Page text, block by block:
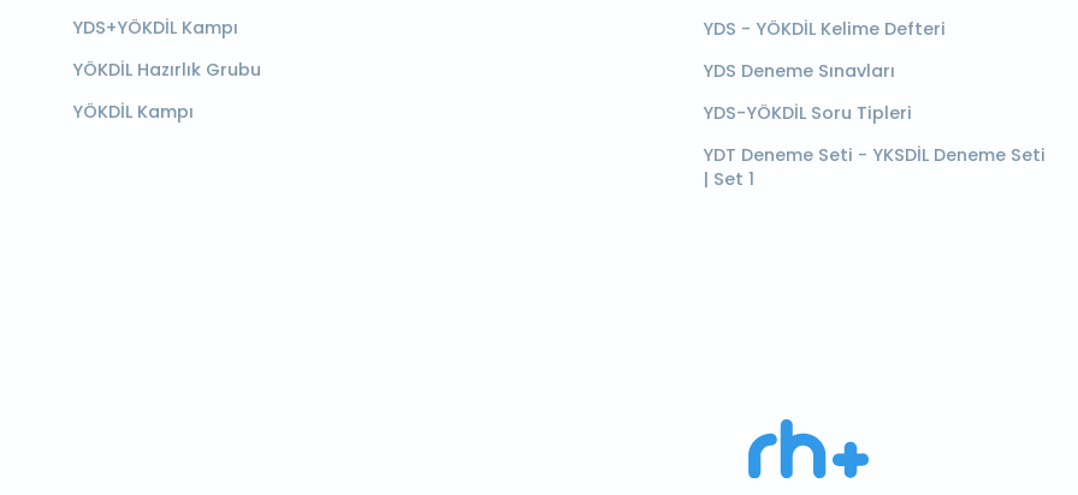
YDS+YÖKDİL Kampı
YÖKDİL Hazırlık Grubu
YÖKDİL Kampı
YDS - YÖKDİL Kelime Defteri
YDS Deneme Sınavları
YDS-YÖKDİL Soru Tipleri
YDT Deneme Seti - YKSDİL Deneme Seti
| Set 1